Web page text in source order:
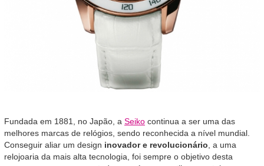
Fundada em 1881, no Japão, a Seiko continua a ser uma das
melhores marcas de relógios, sendo reconhecida a nível mundial.
Conseguir aliar um design inovador e revolucionário , a uma
relojoaria da mais alta tecnologia, foi sempre o objetivo desta